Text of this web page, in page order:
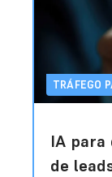
meta?”.
TRÁFEGO
IA
de